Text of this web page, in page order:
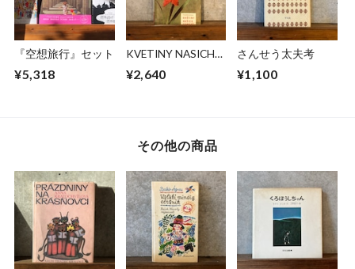
『空想旅行』セット
¥5,318
KVETINY NASICH
¥2,640
さんせう太夫考
¥1,100
その他の商品